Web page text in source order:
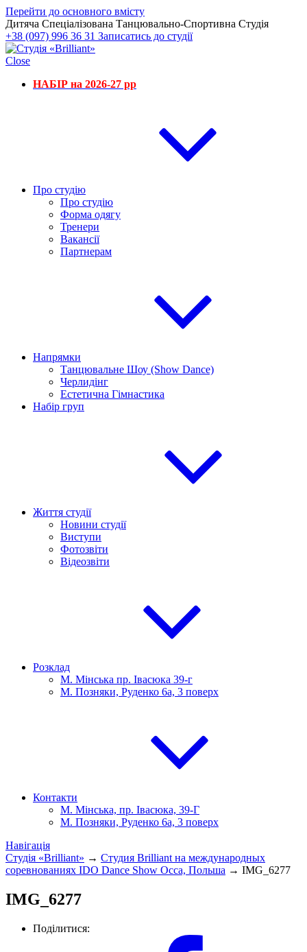
Перейти до основного вмісту
Дитяча Спеціалізована Танцювально-Спортивна Студія
+38 (097) 996 36 31 Записатись до студії
Close
НАБІР на 2026-27 рр
Про студію
Про студію
Форма одягу
Тренери
Вакансії
Партнерам
Напрямки
Танцювальне Шоу (Show Dance)
Черлидінг
Естетична Гімнастика
Набір груп
Життя студії
Новини студії
Виступи
Фотозвіти
Відеозвіти
Розклад
М. Мінська пр. Івасюка 39-г
М. Позняки, Руденко 6а, 3 поверх
Контакти
М. Мінська, пр. Івасюка, 39-Г
М. Позняки, Руденко 6а, 3 поверх
Навігація
Студія «Brilliant» → Студия Brilliant на международных
соревнованиях IDO Dance Show Осса, Польша → IMG_6277
IMG_6277
Поділитися: